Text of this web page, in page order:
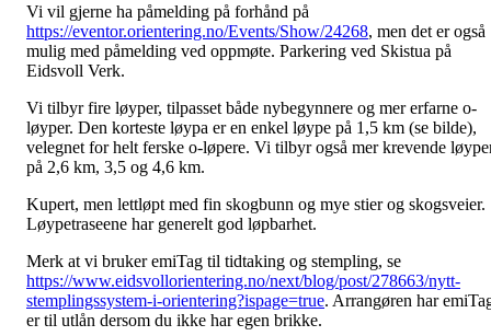
Vi vil gjerne ha påmelding på forhånd på
https://eventor.orientering.no/Events/Show/24268, men det er også
mulig med påmelding ved oppmøte. Parkering ved Skistua på
Eidsvoll Verk.
Vi tilbyr fire løyper, tilpasset både nybegynnere og mer erfarne o-
løyper. Den korteste løypa er en enkel løype på 1,5 km (se bilde),
velegnet for helt ferske o-løpere. Vi tilbyr også mer krevende
på 2,6 km, 3,5 og 4,6 km.
Kupert, men lettløpt med fin skogbunn og mye stier og skogsveier.
Løypetraseene har generelt god løpbarhet.
Merk at vi bruker emiTag til tidtaking og stempling, se
https://www.eidsvollorientering.no/next/blog/post/278663/nytt-
stemplingssystem-i-orientering?ispage=true. Arrangøren har
er til utlån dersom du ikke har egen brikke.